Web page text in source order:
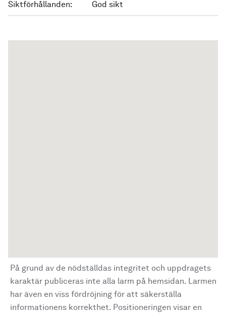
Siktförhållanden: God sikt
På grund av de nödställdas integritet och uppdragets
karaktär publiceras inte alla larm på hemsidan. Larmen
har även en viss fördröjning för att säkerställa
informationens korrekthet. Positioneringen visar en